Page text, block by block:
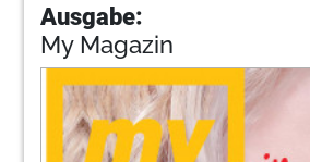
Ausgabe:
My Magazin